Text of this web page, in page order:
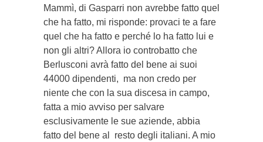
Mammì, di Gasparri non avrebbe fatto quel
che ha fatto, mi risponde: provaci te a fare
quel che ha fatto e perché lo ha fatto lui e
non gli altri? Allora io controbatto che
Berlusconi avrà fatto del bene ai suoi
44000 dipendenti, ma non credo per
niente che con la sua discesa in campo,
fatta a mio avviso per salvare
esclusivamente le sue aziende, abbia
fatto del bene al resto degli italiani. A mio